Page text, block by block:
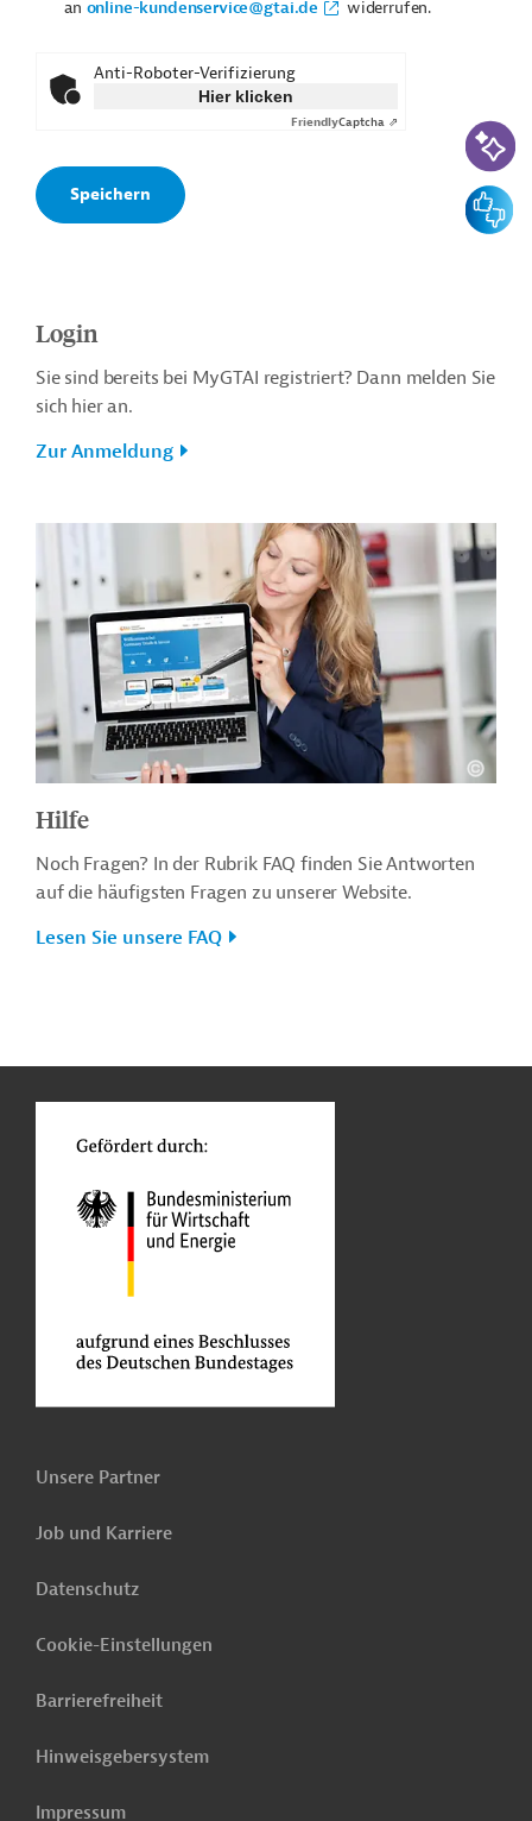
an online-kundenservice@gtai.de widerrufen.
Anti-Roboter-Verifizierung
Hier klicken
FriendlyCaptcha ⇗
Login
Sie sind bereits bei MyGTAI registriert? Dann melden Sie
sich hier an.
Zur Anmeldung
Hilfe
Noch Fragen? In der Rubrik FAQ finden Sie Antworten
auf die häufigsten Fragen zu unserer Website.
Lesen Sie unsere FAQ
Unsere Partner
Job und Karriere
Datenschutz
Cookie-Einstellungen
Barrierefreiheit
Hinweisgebersystem
Impressum
KI-